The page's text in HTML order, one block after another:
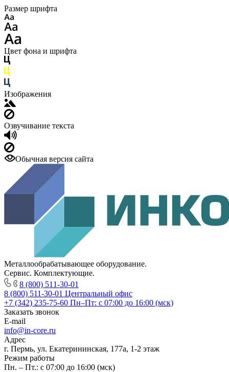
Размер шрифта
Цвет фона и шрифта
Изображения
Озвучивание текста
Обычная версия сайта
Металлообрабатывающее оборудование.
Сервис. Комплектующие.
8 (800) 511-30-01
8 (800) 511-30-01 Центральный офис
+7 (342) 235-75-60 Пн–Пт: с 07:00 до 16:00 (мск)
Заказать звонок
E-mail
info@in-core.ru
Адрес
г. Пермь, ул. ​Екатерининская, 177а, ​1-2 этаж
Режим работы
Пн. – Пт.: с 07:00 до 16:00 (мск)